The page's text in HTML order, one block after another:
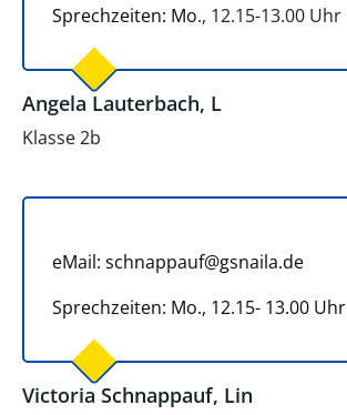
Sprechzeiten: Mo., 12.15-13.00 Uhr
Angela Lauterbach, L
Klasse 2b
eMail: schnappauf@gsnaila.de
Sprechzeiten: Mo., 12.15- 13.00 Uhr
Victoria Schnappauf, Lin